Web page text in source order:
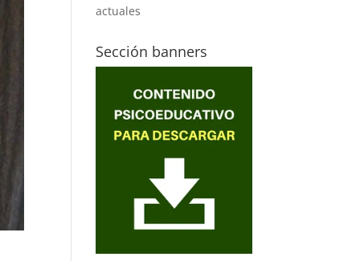
actuales
Sección banners